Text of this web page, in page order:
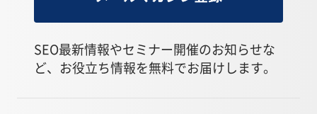
SEO最新情報やセミナー開催のお知らせな
ど、お役立ち情報を無料でお届けします。